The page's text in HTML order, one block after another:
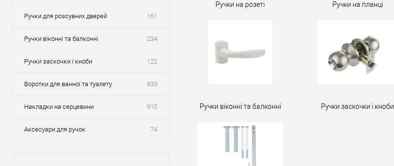
Ручки для розсувних дверей 161
Ручки віконні та балконні 234
Ручки заскочки і кноби 122
Воротки для ванної та туалету 933
Накладки на серцевини 910
Аксесуари для ручок 74
Ручки на розеті Ручки на планці
Ручки віконні та балконні Ручки заскочки і кноби